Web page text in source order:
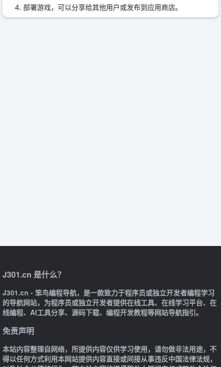
部署游戏，可以分享给其他用户或发布到应用商店。
J301.cn 是什么？
J301.cn - 笨鸟编程导航，是一款致力于程序员或独立开发者编程学习
的导航网站，为程序员或独立开发者提供在线工具、在线学习平台、在
线编程、AI工具分享、源码下载、编程开发教程等网站导航指引。
免责声明
本站内容整理自网络，所提供内容仅供学习使用，请勿做非法用途，不
得以任何方式利用本网站提供内容直接或间接从事违反中国法律法规，